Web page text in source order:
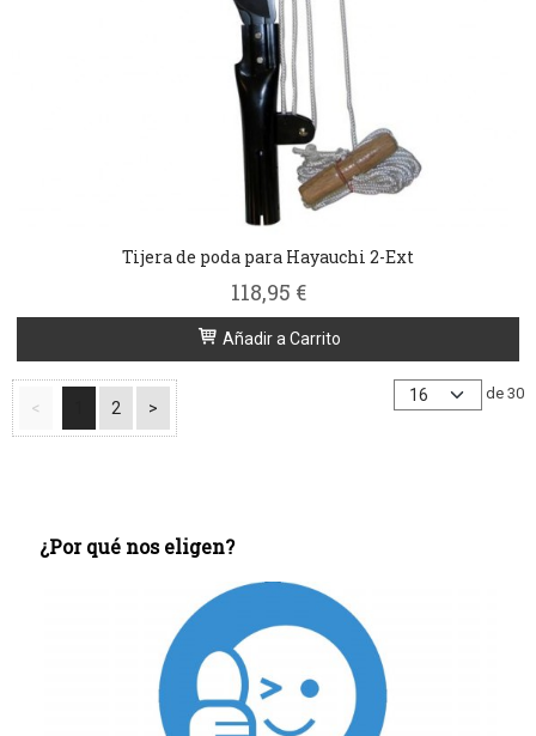
¿Por qué nos eligen?
Tijera de poda para Hayauchi 2-Ext
118,95 €
Añadir a Carrito
< 2 >
de 30